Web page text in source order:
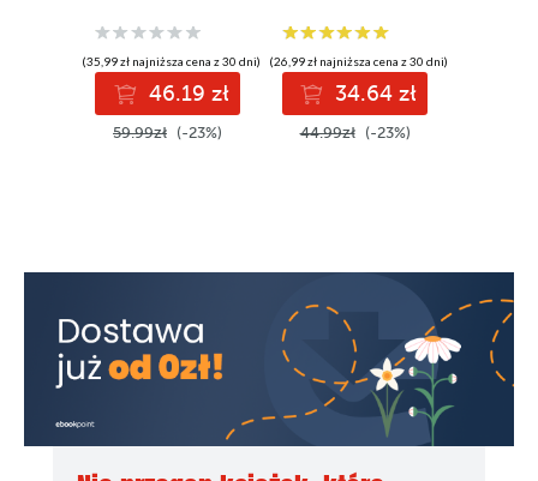
1986
2016
1986
2016
2016
zdrowia mimo
upływu lat
(35,99 zł najniższa cena z 30 dni)
46.19 zł
59.99zł (-23%)
(26,99 zł najniższa cena z 30 dni)
34.64 zł
44.99zł (-23%)